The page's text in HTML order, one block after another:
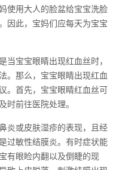
使用大人的脸盆给宝宝洗脸
因此，宝妈们应每天为宝宝
当宝宝眼睛出现红血丝时，
。那么，宝宝眼睛出现红血
。首先，宝宝眼睛红血丝可
时前往医院处理。
炎或皮肤湿疹的表现，且经
过敏性结膜炎。有时症状能
有眼睑内翻以及倒睫的现